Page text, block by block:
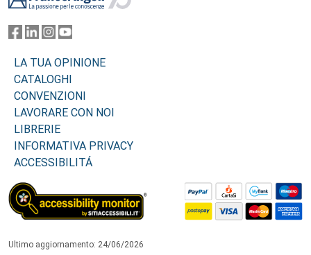
LA TUA OPINIONE
CATALOGHI
CONVENZIONI
LAVORARE CON NOI
LIBRERIE
INFORMATIVA PRIVACY
ACCESSIBILITÁ
Ultimo aggiornamento: 24/06/2026